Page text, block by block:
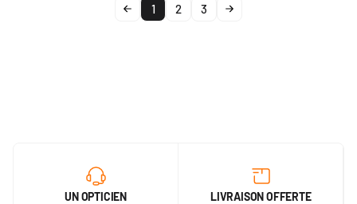
1 2 3
UN OPTICIEN LIVRAISON OFFERTE